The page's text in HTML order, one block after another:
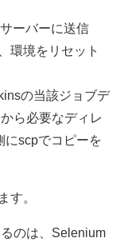
ーバーに送信
環境をリセット
の当該ジョブデ
ら必要なディレ
にscpでコピーを
す。
のは、Selenium